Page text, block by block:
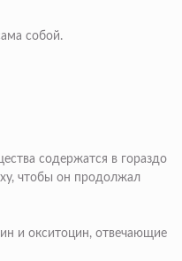
собой.
содержатся в гораздо
чтобы он продолжал
и окситоцин, отвечающие